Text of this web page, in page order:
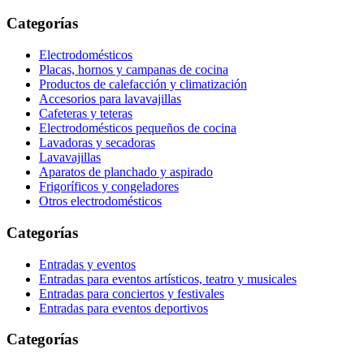
Categorías
Electrodomésticos
Placas, hornos y campanas de cocina
Productos de calefacción y climatización
Accesorios para lavavajillas
Cafeteras y teteras
Electrodomésticos pequeños de cocina
Lavadoras y secadoras
Lavavajillas
Aparatos de planchado y aspirado
Frigoríficos y congeladores
Otros electrodomésticos
Categorías
Entradas y eventos
Entradas para eventos artísticos, teatro y musicales
Entradas para conciertos y festivales
Entradas para eventos deportivos
Categorías